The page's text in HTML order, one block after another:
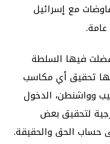
مع إسرائيل
فيها السلطة
تحقيق أي مكاسب
وواشنطن، الدخول
لتحقيق بعض
حساب الحق والحقيقة.